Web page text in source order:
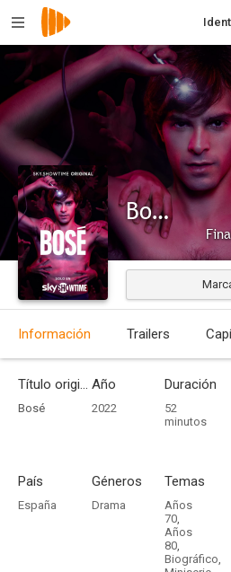
Bosé
Información Trailers
Título original
Bosé
Año
2022
Duración
52
minutos
País
España
Géneros
Drama
Temas
Años
70,
Años
80,
Biográfico,